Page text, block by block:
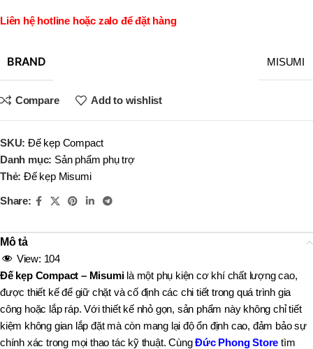
Liên hệ hotline hoặc zalo để đặt hàng
BRAND MISUMI
Compare Add to wishlist
SKU: Đế kẹp Compact
Danh mục: Sản phẩm phụ trợ
Thẻ: Đế kẹp Misumi
Share:
Mô tả
View: 104
Đế kẹp Compact – Misumilà một phụ kiện cơ khí chất lượng cao,
được thiết kế để giữ chặt và cố định các chi tiết trong quá trình gia
công hoặc lắp ráp. Với thiết kế nhỏ gọn, sản phẩm này không chỉ tiết
kiệm không gian lắp đặt mà còn mang lại độ ổn định cao, đảm bảo sự
chính xác trong mọi thao tác kỹ thuật. CùngĐức Phong Store tìm